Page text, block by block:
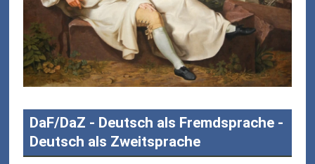
DaF/DaZ - Deutsch als Fremdsprache -
Deutsch als Zweitsprache